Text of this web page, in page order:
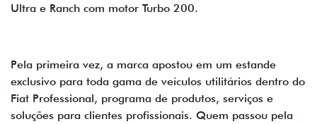
Ultra e Ranch com motor Turbo 200.
Pela primeira vez, a marca apostou em um estande
exclusivo para toda gama de veículos utilitários dentro do
Fiat Professional, programa de produtos, serviços e
soluções para clientes profissionais. Quem passou pela